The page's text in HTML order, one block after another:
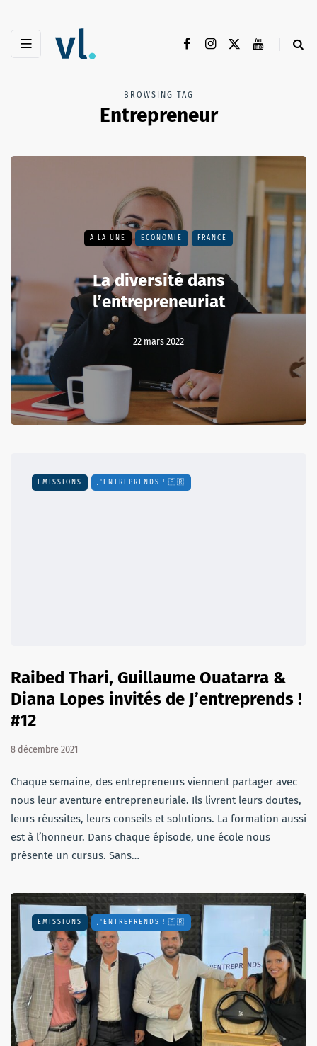
BROWSING TAG
Entrepreneur
A LA UNE ECONOMIE FRANCE
La diversité dans
l’entrepreneuriat
22 mars 2022
EMISSIONS J'ENTREPRENDS ! 🇫🇷
Raibed Thari, Guillaume Ouatarra &
Diana Lopes invités de J’entreprends !
#12
8 décembre 2021
Chaque semaine, des entrepreneurs viennent partager avec
nous leur aventure entrepreneuriale. Ils livrent leurs doutes,
leurs réussites, leurs conseils et solutions. La formation aussi
est à l’honneur. Dans chaque épisode, une école nous
présente un cursus. Sans…
EMISSIONS J'ENTREPRENDS ! 🇫🇷